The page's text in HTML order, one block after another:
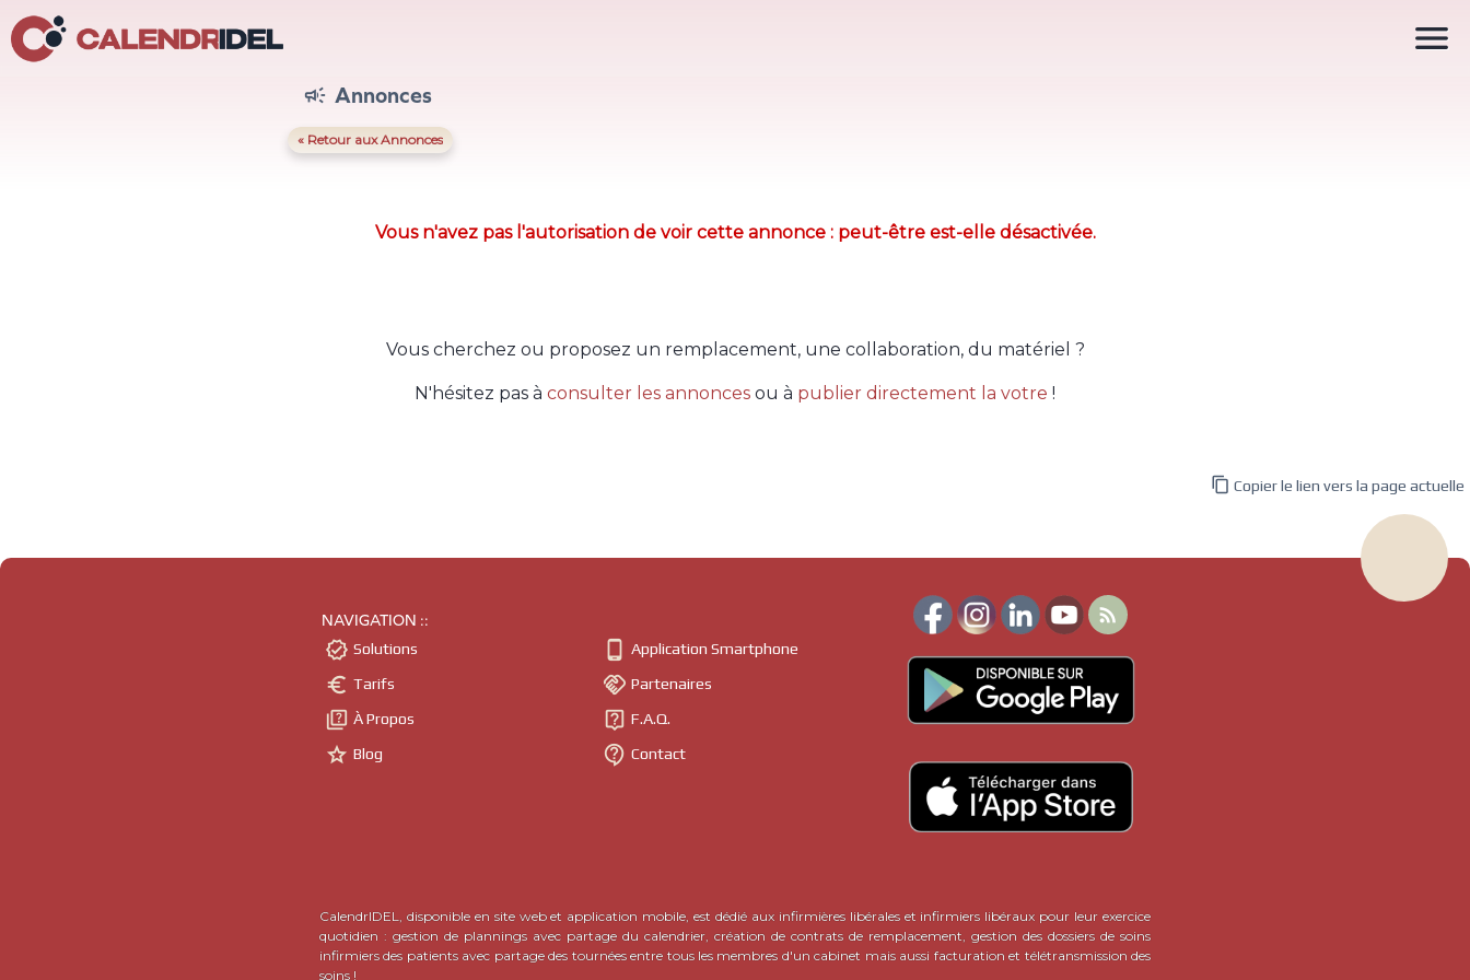
 Annonces
« Retour aux Annonces
Vous n'avez pas l'autorisation de voir cette annonce : peut-être est-elle désactivée.
Vous cherchez ou proposez un remplacement, une collaboration, du matériel ?
N'hésitez pas à consulter les annonces ou à publier directement la votre !

 Copier le lien vers la page actuelle
NAVIGATION ::
 Solutions
 Tarifs
 À Propos
 Blog
 Application Smartphone
 Partenaires
 F.A.Q.
 Contact

CalendrIDEL, disponible en site web et application mobile, est dédié aux infirmières libérales et infirmiers libéraux pour leur exercice
quotidien : gestion de plannings avec partage du calendrier, création de contrats de remplacement, gestion des dossiers de soins
infirmiers des patients avec partage des tournées entre tous les membres d'un cabinet mais aussi facturation et télétransmission des
soins !